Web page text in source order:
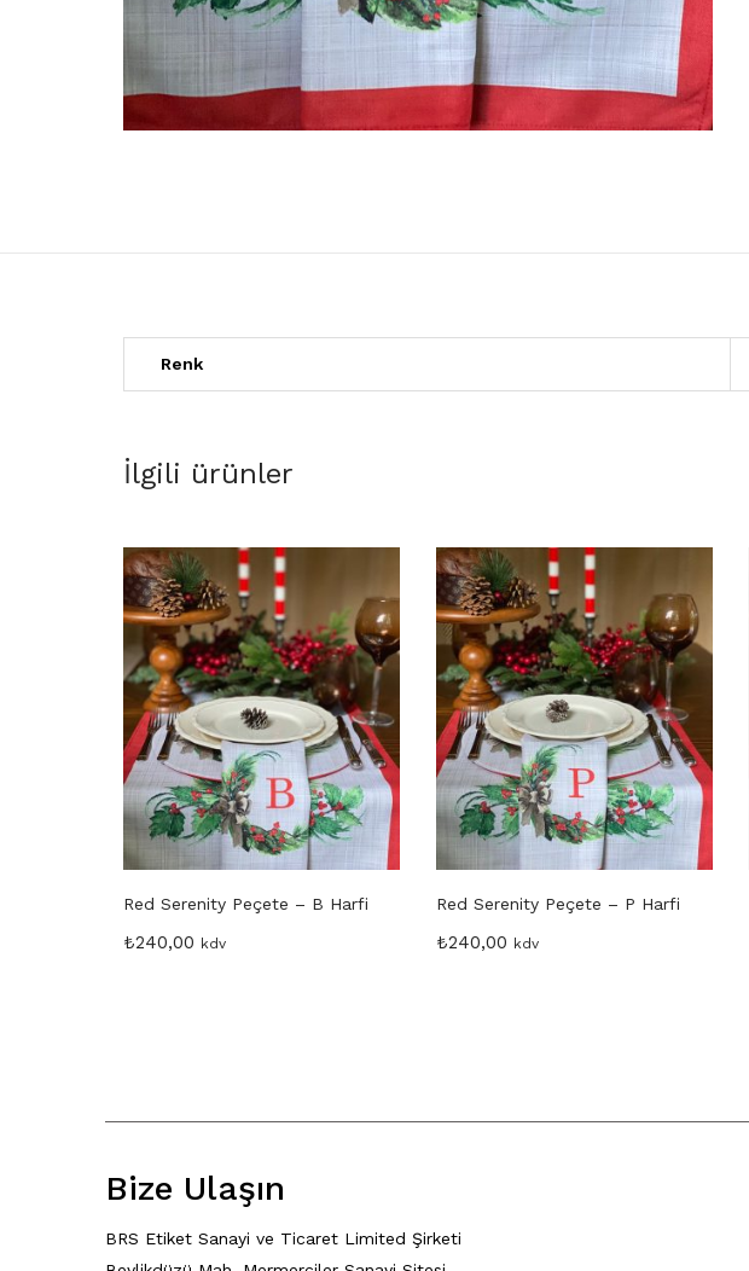
Renk
İlgili ürünler
Red Serenity Peçete – B Harfi
₺240,00 kdv
Red Serenity Peçete – P Harfi
₺240,00 kdv
Bize Ulaşın
BRS Etiket Sanayi ve Ticaret Limited Şirketi